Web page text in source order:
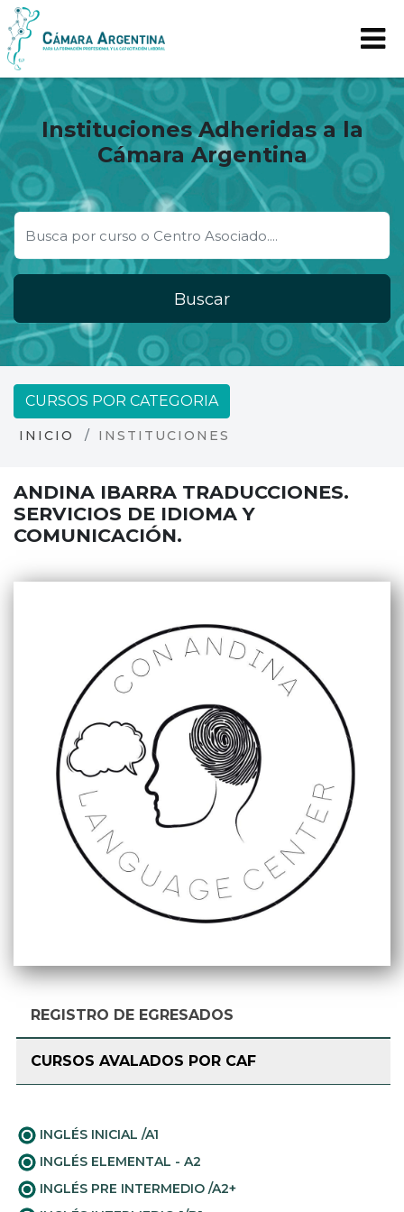
Instituciones Adheridas a la
Cámara Argentina
Buscar
CURSOS POR CATEGORIA
INICIO INSTITUCIONES
ANDINA IBARRA TRADUCCIONES.
SERVICIOS DE IDIOMA Y
COMUNICACIÓN.
REGISTRO DE EGRESADOS
CURSOS AVALADOS POR CAF
INGLÉS INICIAL /A1
INGLÉS ELEMENTAL - A2
INGLÉS PRE INTERMEDIO /A2+